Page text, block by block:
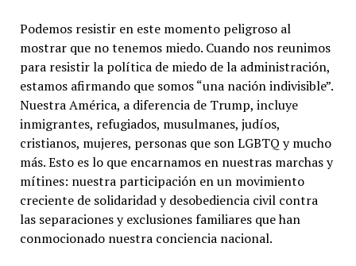
Podemos resistir en este momento peligroso al
mostrar que no tenemos miedo. Cuando nos reunimos
para resistir la política de miedo de la administración,
estamos afirmando que somos “una nación indivisible”.
Nuestra América, a diferencia de Trump, incluye
inmigrantes, refugiados, musulmanes, judíos,
cristianos, mujeres, personas que son LGBTQ y mucho
más. Esto es lo que encarnamos en nuestras marchas y
mítines: nuestra participación en un movimiento
creciente de solidaridad y desobediencia civil contra
las separaciones y exclusiones familiares que han
conmocionado nuestra conciencia nacional.